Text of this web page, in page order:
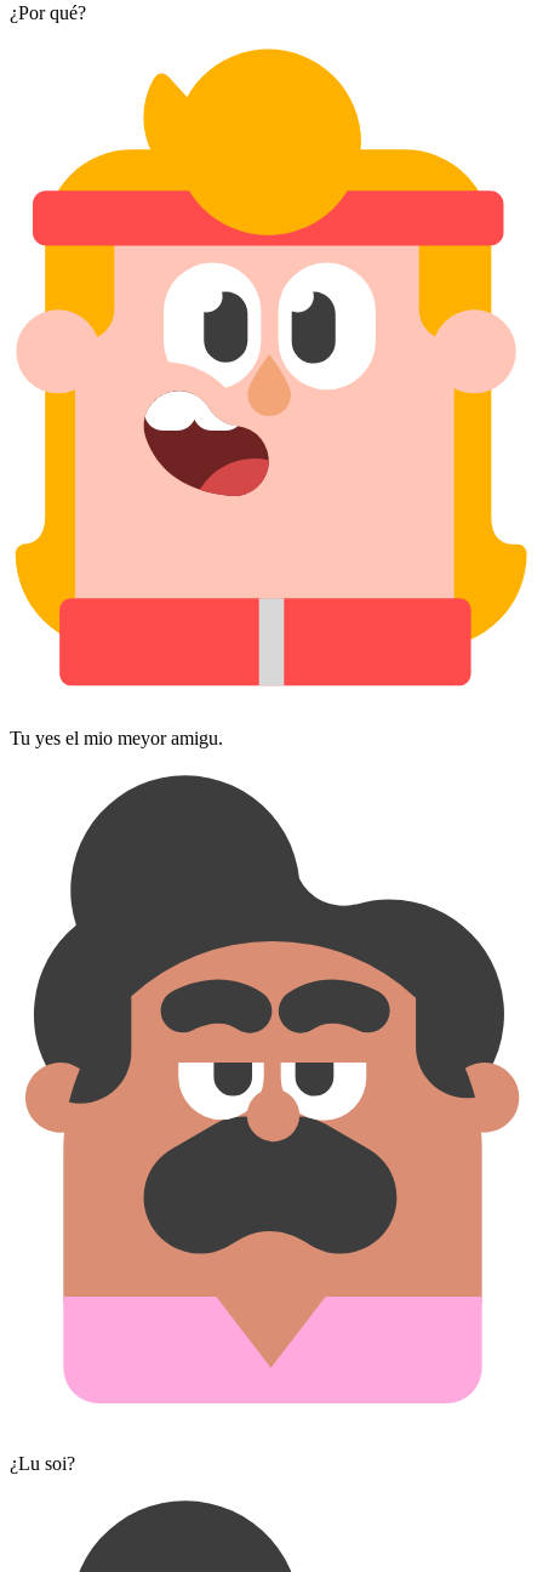
¿Por qué?
Tu yes el mio meyor amigu.
¿Lu soi?